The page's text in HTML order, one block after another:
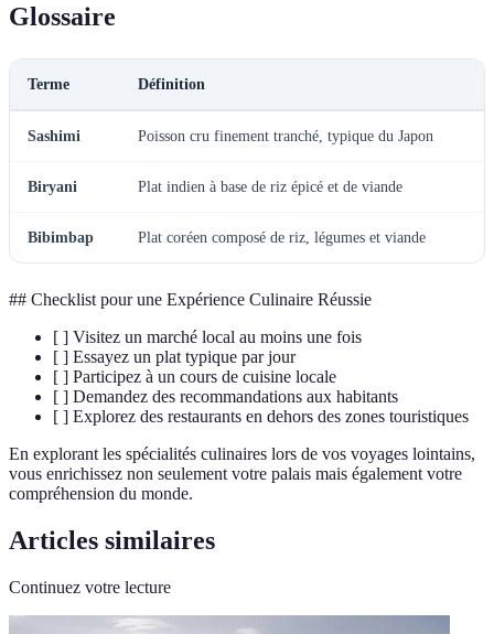
Glossaire
Terme Définition
Sashimi Poisson cru finement tranché, typique du Japon
Biryani Plat indien à base de riz épicé et de viande
Bibimbap Plat coréen composé de riz, légumes et viande
## Checklist pour une Expérience Culinaire Réussie
[ ] Visitez un marché local au moins une fois
[ ] Essayez un plat typique par jour
[ ] Participez à un cours de cuisine locale
[ ] Demandez des recommandations aux habitants
[ ] Explorez des restaurants en dehors des zones touristiques
En explorant les spécialités culinaires lors de vos voyages lointains,
vous enrichissez non seulement votre palais mais également votre
compréhension du monde.
Articles similaires
Continuez votre lecture